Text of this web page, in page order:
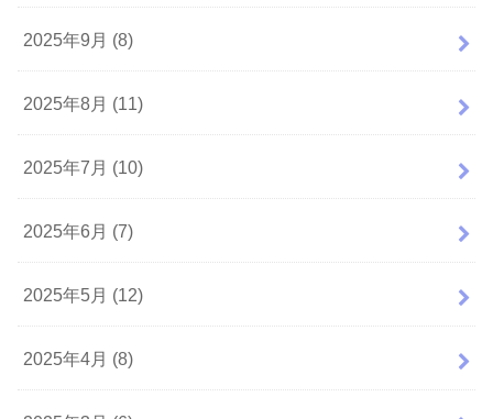
2025年9月 (8)
2025年8月 (11)
2025年7月 (10)
2025年6月 (7)
2025年5月 (12)
2025年4月 (8)